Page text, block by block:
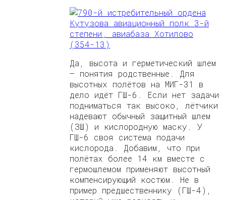
Да, высота и герметический шлем
— понятия родственные. Для
высотных полётов на МИГ-31 в
дело идёт ГШ-6. Если нет задачи
подниматься так высоко, лётчики
надевают обычный защитный шлем
(ЗШ) и кислородную маску. У
ГШ-6 своя система подачи
кислорода. Добавим, что при
полётах более 14 км вместе с
гермошлемом применяют высотный
компенсирующий костюм. Не в
пример предшественнику (ГШ-4),